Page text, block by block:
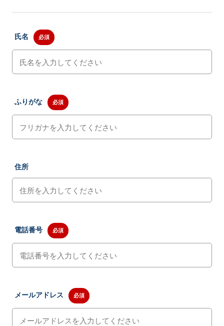
氏名 必須
ふりがな 必須
住所
電話番号 必須
メールアドレス 必須